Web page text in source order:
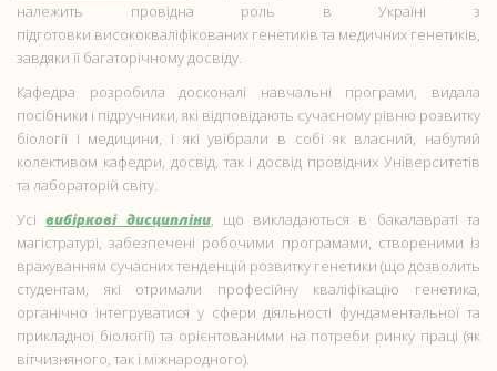
належить провідна роль в Україні з
підготовки висококваліфікованих генетиків та медичних генетиків,
завдяки її багаторічному досвіду.
Кафедра розробила досконалі навчальні програми, видала
посібники і підручники, які відповідають сучасному рівню розвитку
біології і медицини, і які увібрали в собі як власний, набутий
колективом кафедри, досвід, так і досвід провідних Університетів
та лабораторій світу.
Усівибіркові дисципліни, що викладаються в бакалавраті та
магістратурі, забезпечені робочими програмами, створеними із
врахуванням сучасних тенденцій розвитку генетики (що дозволить
студентам, які отримали професійну кваліфікацію генетика,
органічно інтегруватися у сфери діяльності фундаментальної та
прикладної біології) та орієнтованими на потреби ринку праці (як
вітчизняного, так і міжнародного).